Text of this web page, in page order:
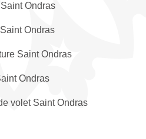
Ondras
Ondras
Saint Ondras
Ondras
volet Saint Ondras